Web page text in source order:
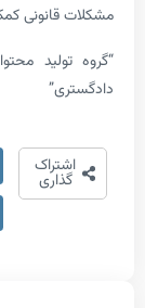
کمک کند.
محتوای تخصصی